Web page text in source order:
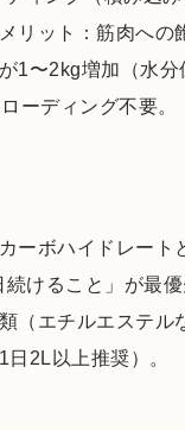
リット：筋肉へ
1〜2kg増加（水
ーディング不要。
ーボハイドレート
けること」が最
エチルエステル
2L以上推奨）。